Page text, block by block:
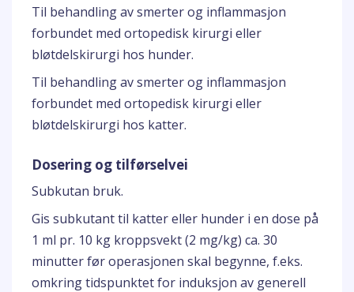
Til behandling av smerter og inflammasjon
forbundet med ortopedisk kirurgi eller
bløtdelskirurgi hos hunder.
Til behandling av smerter og inflammasjon
forbundet med ortopedisk kirurgi eller
bløtdelskirurgi hos katter.
Dosering og tilførselvei
Subkutan bruk.
Gis subkutant til katter eller hunder i en dose på
1 ml pr. 10 kg kroppsvekt (2 mg/kg) ca. 30
minutter før operasjonen skal begynne, f.eks.
omkring tidspunktet for induksjon av generell